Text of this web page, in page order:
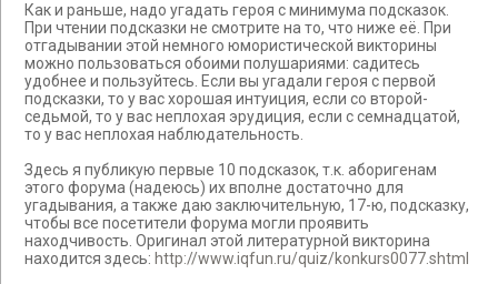
Как и раньше, надо угадать героя с минимума подсказок.
При чтении подсказки не смотрите на то, что ниже её. При
отгадывании этой немного юмористической викторины
можно пользоваться обоими полушариями: садитесь
удобнее и пользуйтесь. Если вы угадали героя с первой
подсказки, то у вас хорошая интуиция, если со второй-
седьмой, то у вас неплохая эрудиция, если с семнадцатой,
то у вас неплохая наблюдательность.
Здесь я публикую первые 10 подсказок, т.к. аборигенам
этого форума (надеюсь) их вполне достаточно для
угадывания, а также даю заключительную, 17-ю, подсказку,
чтобы все посетители форума могли проявить
находчивость. Оригинал этой литературной викторина
находится здесь: http://www.iqfun.ru/quiz/konkurs0077.shtml